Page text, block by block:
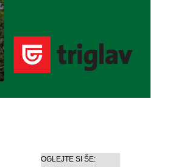
OGLEJTE SI ŠE: